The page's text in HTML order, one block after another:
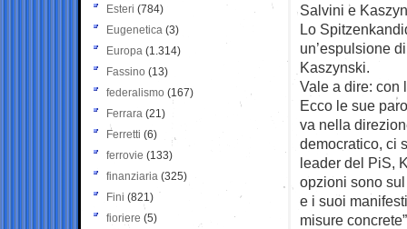
Salvini e
Lo
un’espulsione
Kaszynski.
Vale a dire: con
Ecco le sue
va nella
democratico, ci
leader del PiS,
opzioni sono
e i suoi
misure
Esteri (784)
Eugenetica (3)
Europa (1.314)
Fassino (13)
federalismo (167)
Ferrara (21)
Ferretti (6)
ferrovie (133)
finanziaria (325)
Fini (821)
fioriere (5)